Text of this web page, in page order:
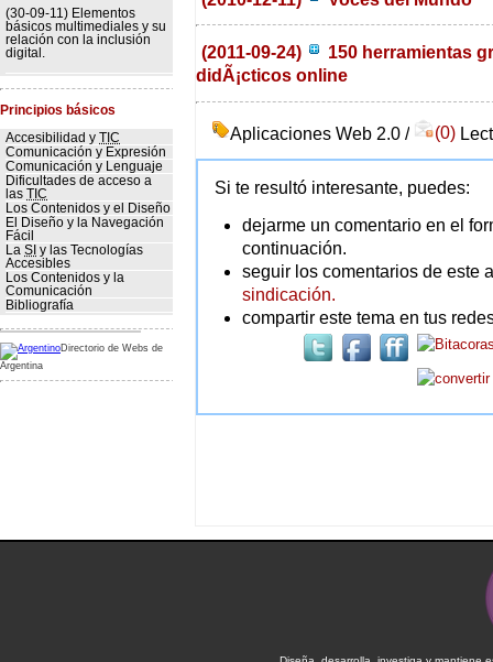
(30-09-11) Elementos
básicos multimediales y su
relación con la inclusión
digital.
Principios básicos
Accesibilidad y TIC
Comunicación y Expresión
Comunicación y Lenguaje
Dificultades de acceso a
las TIC
Los Contenidos y el Diseño
El Diseño y la Navegación
Fácil
La SI y las Tecnologías
Accesibles
Los Contenidos y la
Comunicación
Bibliografía
Directorio de Webs de
Argentina
(2011-09-24)
150 herramientas
didÃ¡cticos online
Aplicaciones Web 2.0 / (0)
Si te resultó interesante, puedes:
dejarme un comentario en el
continuación.
seguir los comentarios de este
sindicación.
compartir este tema en tus